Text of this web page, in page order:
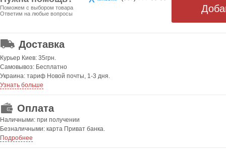
Поможем с выбором товара
Ответим на любые вопросы
Доставка
Курьер Киев: 35грн.
Самовывоз: Бесплатно
Украина: тариф Новой почты, 1-3 дня.
Узнать больше
Оплата
Наличными: при получении
Безналичными: карта Приват банка.
Подробнее